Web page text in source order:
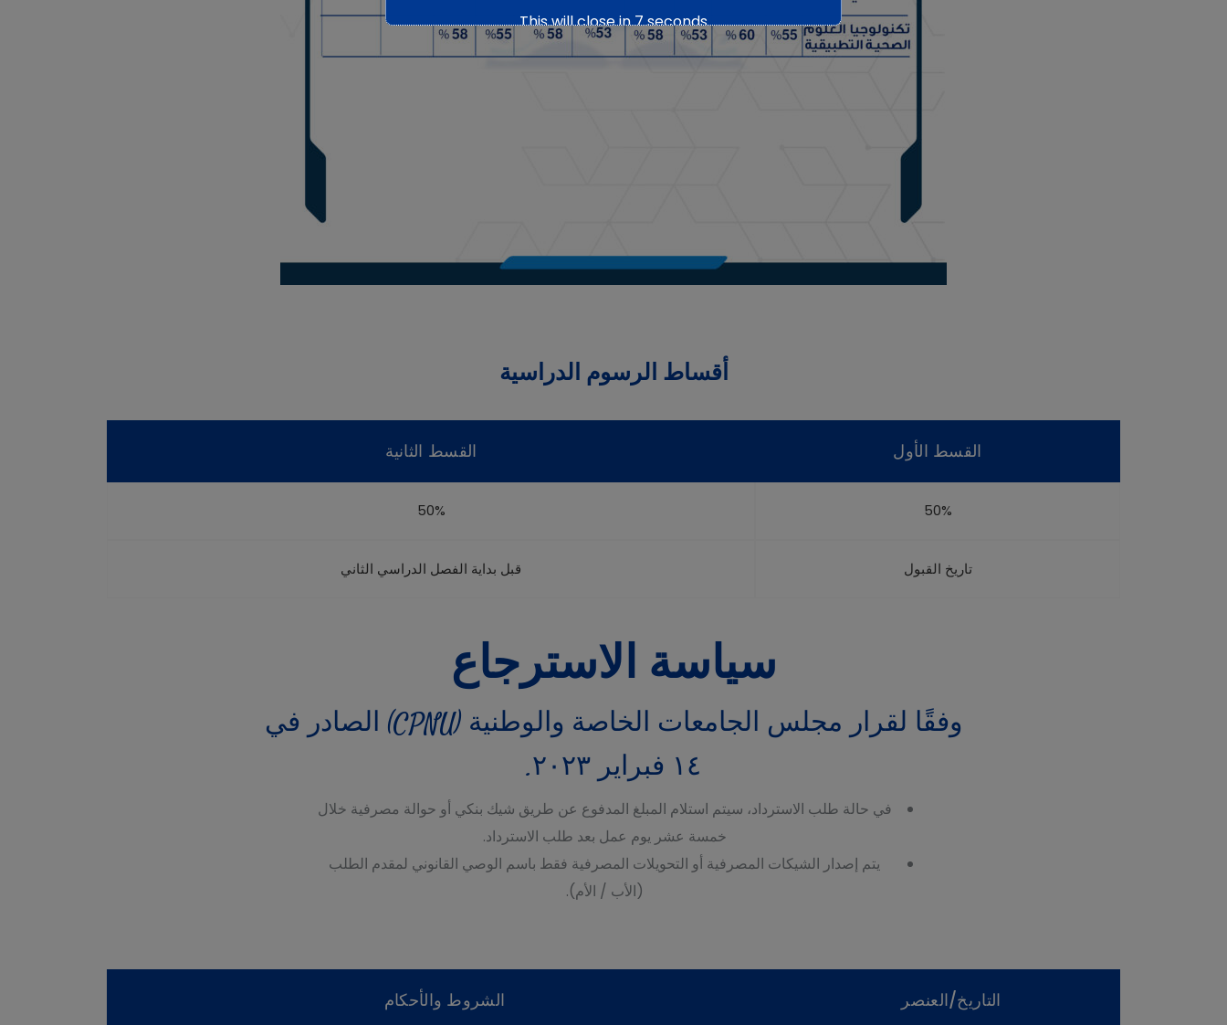
أقساط الرسوم الدراسية
القسط الأول القسط الثانية
50%
50%
تاريخ القبول قبل بداية الفصل الدراسي الثاني
سياسة الاسترجاع
وفقًا لقرار مجلس الجامعات الخاصة والوطنية (CPNU) الصادر في
١٤ فبراير ٢٠٢٣.
في حالة طلب الاسترداد، سيتم استلام المبلغ المدفوع عن طريق شيك بنكي أو حوالة مصرفية خلال
خمسة عشر يوم عمل بعد طلب الاسترداد.
يتم إصدار الشيكات المصرفية أو التحويلات المصرفية فقط باسم الوصي القانوني لمقدم الطلب
(الأب / الأم).
التاريخ/العنصر الشروط والأحكام
This will close in5seconds